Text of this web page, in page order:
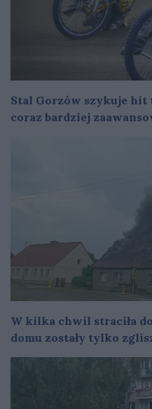
Stal Gorzów szykuje hit
coraz bardziej
W kilka chwil straciła
domu zostały tylko